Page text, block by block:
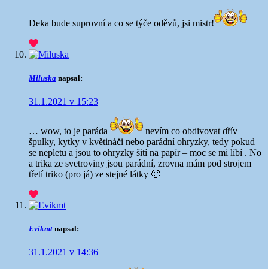
Deka bude suprovní a co se týče oděvů, jsi mistr!
Miluska napsal:
31.1.2021 v 15:23
… wow, to je paráda
nevím co obdivovat dřív –
špulky, kytky v květináči nebo parádní ohryzky, tedy pokud
se nepletu a jsou to ohryzky šití na papír – moc se mi líbí . No
a trika ze svetroviny jsou parádní, zrovna mám pod strojem
třetí triko (pro já) ze stejné látky 🙂
Evikmt napsal:
31.1.2021 v 14:36